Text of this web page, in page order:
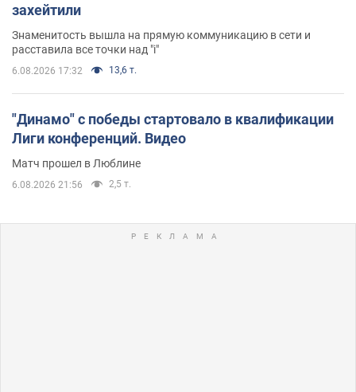
захейтили
Знаменитость вышла на прямую коммуникацию в сети и
расставила все точки над "i"
6.08.2026 17:32 13,6 т.
"Динамо" с победы стартовало в квалификации
Лиги конференций. Видео
Матч прошел в Люблине
6.08.2026 21:56 2,5 т.